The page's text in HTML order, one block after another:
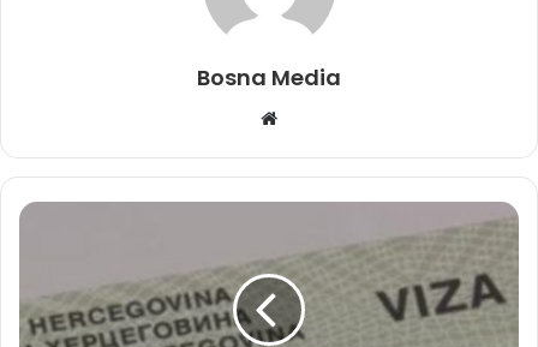
Bosna Media
Website